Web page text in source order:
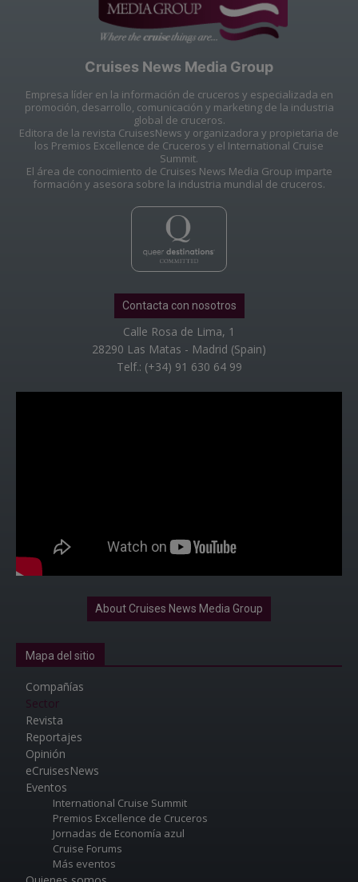
Cruises News Media Group
Empresa líder en la información de cruceros y especializada en
promoción, desarrollo, comunicación y marketing de la industria
global de cruceros.
Editora de la revista CruisesNews y organizadora y propietaria de
los Premios Excellence de Cruceros y el International Cruise
Summit.
El área de conocimiento de Cruises News Media Group imparte
formación y asesora sobre la industria mundial de cruceros.
Contacta con nosotros
Calle Rosa de Lima, 1
28290 Las Matas - Madrid (Spain)
Telf.: (+34) 91 630 64 99
About Cruises News Media Group
Mapa del sitio
Compañías
Sector
Revista
Reportajes
Opinión
eCruisesNews
Eventos
International Cruise Summit
Premios Excellence de Cruceros
Jornadas de Economía azul
Cruise Forums
Más eventos